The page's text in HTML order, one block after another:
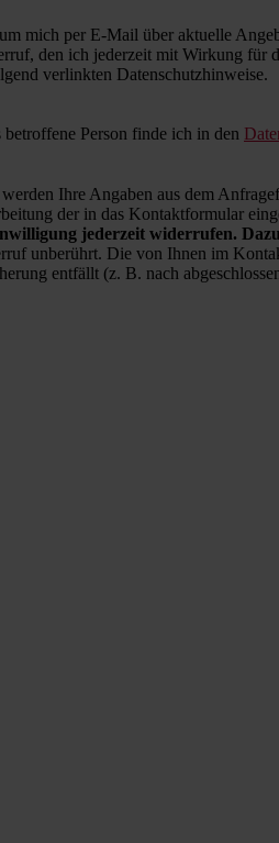
mich per E-Mail über aktuelle
den ich jederzeit mit Wirkung
verlinkten Datenschutzhinweise.
Person finde ich in den
Ihre Angaben aus dem
der in das Kontaktformular
jederzeit widerrufen.
unberührt. Die von Ihnen im
entfällt (z. B. nach